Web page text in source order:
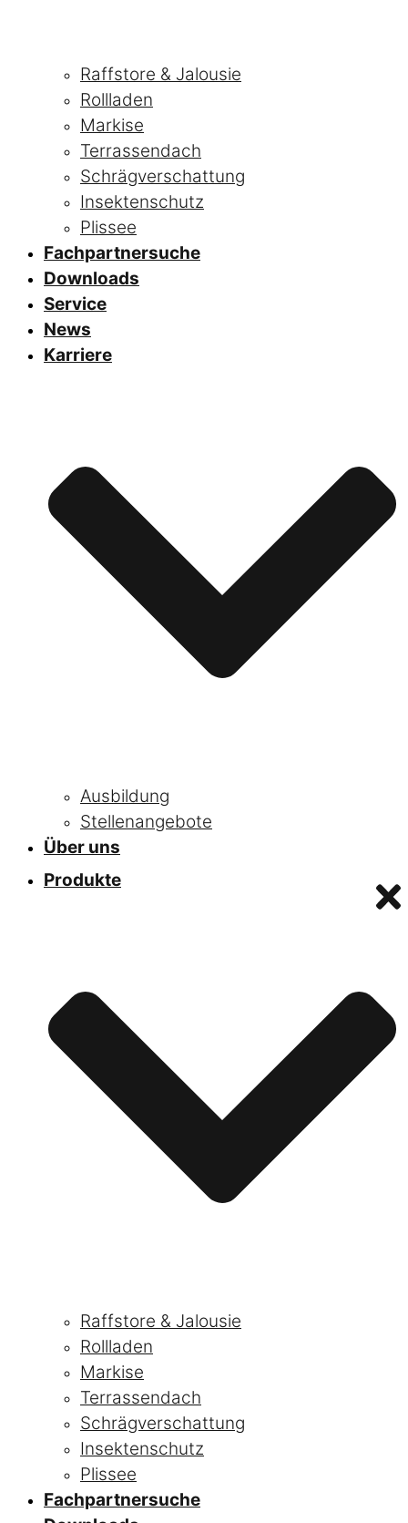
Raffstore & Jalousie
Rollladen
Markise
Terrassendach
Schrägverschattung
Insektenschutz
Plissee
Fachpartnersuche
Downloads
Service
News
Karriere
Ausbildung
Stellenangebote
Über uns
Produkte
Raffstore & Jalousie
Rollladen
Markise
Terrassendach
Schrägverschattung
Insektenschutz
Plissee
Fachpartnersuche